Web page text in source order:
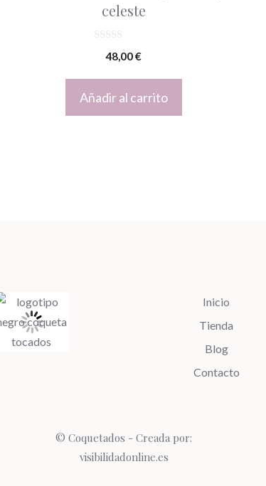
celeste
5
48,00€
Añadir al carrito
Inicio
Tienda
Blog
Contacto
© Coquetados - Creada por:
visibilidadonline.es